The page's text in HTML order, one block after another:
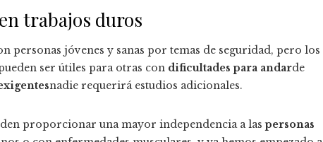
trabajos duros
personas jóvenes y sanas por temas de seguridad, pero los
ser útiles para otras con dificultades para andarde
nadie requerirá estudios adicionales.
proporcionar una mayor independencia a laspersonas